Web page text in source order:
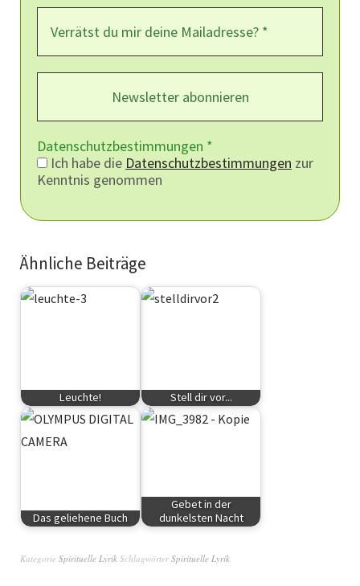
Datenschutzbestimmungen *
Ich habe die Datenschutzbestimmungen zur
Kenntnis genommen
Ähnliche Beiträge
Leuchte!
Spirituelle Lyrik
Stell dir vor...
Spirituelle Lyrik
Das geliehene Buch
Gebet in der
dunkelsten Nacht
Kategorie Spirituelle Lyrik SchlagwörterSpirituelle Lyrik